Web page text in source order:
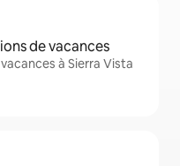
de vacances
à Sierra Vista